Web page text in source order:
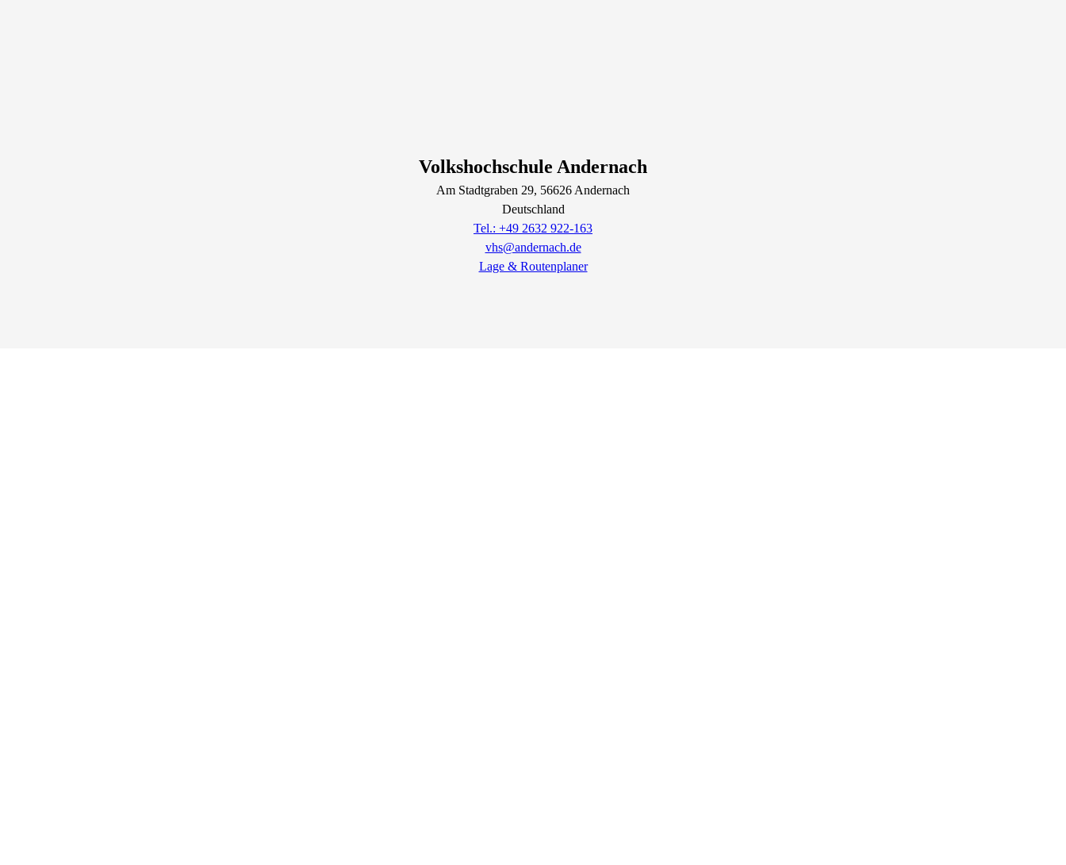
Volkshochschule Andernach
Am Stadtgraben 29, 56626 Andernach
Deutschland
Tel.: +49 2632 922-163
vhs@andernach.de
Lage & Routenplaner